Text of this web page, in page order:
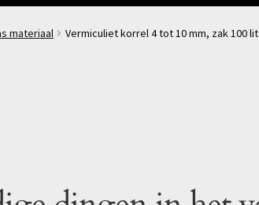
materiaal Vermiculiet korrel 4 tot 10 mm, zak 100